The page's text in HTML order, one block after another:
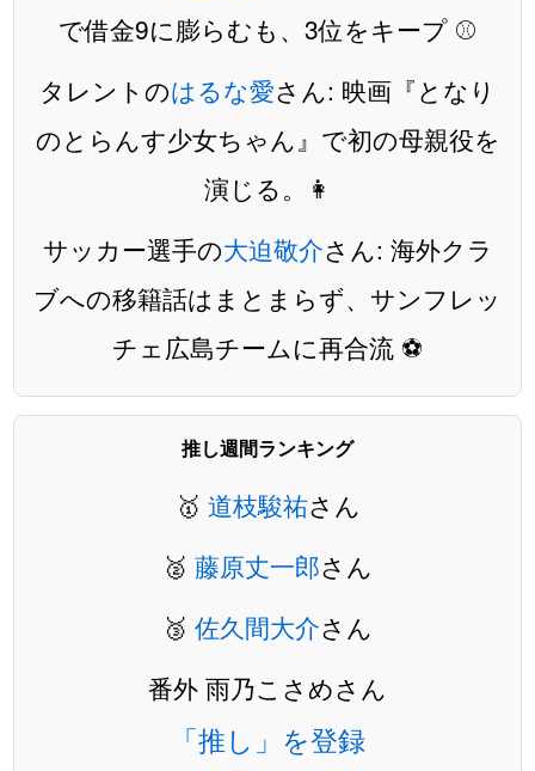
で借金9に膨らむも、3位をキープ ⚾️
タレントのはるな愛さん: 映画『となり
のとらんす少女ちゃん』で初の母親役を
演じる。👩
サッカー選手の大迫敬介さん: 海外クラ
ブへの移籍話はまとまらず、サンフレッ
チェ広島チームに再合流 ⚽️
推し週間ランキング
🥇 道枝駿祐さん
🥈 藤原丈一郎さん
🥉 佐久間大介さん
番外 雨乃こさめさん
「推し」を登録